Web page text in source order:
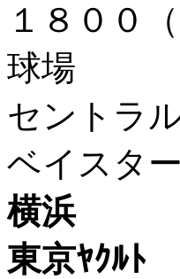
１８００
球場
セントラ
ベイスタ
横浜
東京ﾔｸ